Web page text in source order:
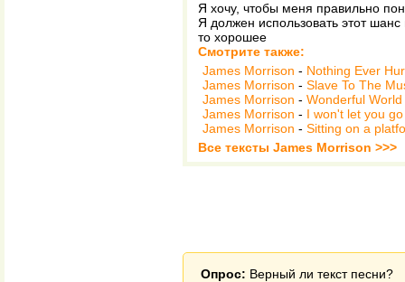
Я хочу, чтобы меня правильно
Я должен использовать этот шанс
то хорошее
Смотрите также:
James Morrison - Nothing Ever
James Morrison - Slave To The
James Morrison - Wonderful World
James Morrison - I won't let you go
James Morrison - Sitting on a
Все тексты James Morrison >>>
Опрос: Верный ли текст песни?